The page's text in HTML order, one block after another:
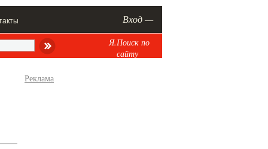
Вход —
Я.Поиск по
сайту
Реклама